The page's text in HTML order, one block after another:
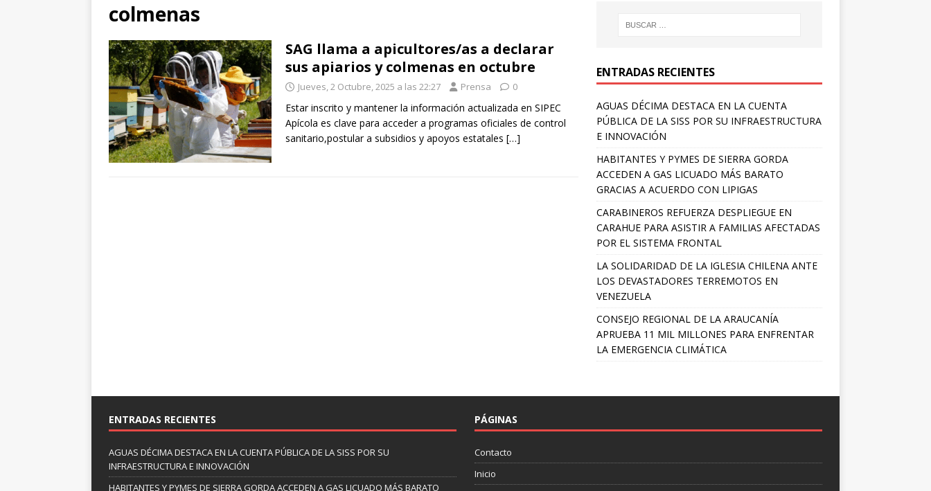
colmenas
SAG llama a apicultores/as a declarar
sus apiarios y colmenas en octubre
Jueves, 2 Octubre, 2025 a las 22:27 Prensa 0
Estar inscrito y mantener la información actualizada en SIPEC
Apícola es clave para acceder a programas oficiales de control
sanitario,postular a subsidios y apoyos estatales […]
ENTRADAS RECIENTES
AGUAS DÉCIMA DESTACA EN LA CUENTA
PÚBLICA DE LA SISS POR SU INFRAESTRUCTURA
E INNOVACIÓN
HABITANTES Y PYMES DE SIERRA GORDA
ACCEDEN A GAS LICUADO MÁS BARATO
GRACIAS A ACUERDO CON LIPIGAS
CARABINEROS REFUERZA DESPLIEGUE EN
CARAHUE PARA ASISTIR A FAMILIAS AFECTADAS
POR EL SISTEMA FRONTAL
LA SOLIDARIDAD DE LA IGLESIA CHILENA ANTE
LOS DEVASTADORES TERREMOTOS EN
VENEZUELA
CONSEJO REGIONAL DE LA ARAUCANÍA
APRUEBA 11 MIL MILLONES PARA ENFRENTAR
LA EMERGENCIA CLIMÁTICA
ENTRADAS RECIENTES
AGUAS DÉCIMA DESTACA EN LA CUENTA PÚBLICA DE LA SISS POR SU
INFRAESTRUCTURA E INNOVACIÓN
HABITANTES Y PYMES DE SIERRA GORDA ACCEDEN A GAS LICUADO MÁS BARATO
PÁGINAS
Contacto
Inicio